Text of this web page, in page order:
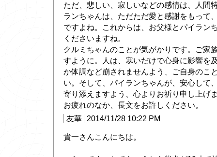
ただ、悲しい、寂しいなどの感情は、人間
ランちゃんは、ただただ愛と感謝をもって
ですよね。これからは、お父様とパイラン
くださいますね。
クルミちゃんのことが気がかりです。ご家
すように。人は、寒いだけで心身に影響を
か体調など崩されませんよう、ご自身のこ
い。そして、パイランちゃんが、安心して
寄り添えますよう、心よりお祈り申し上げ
お疲れのなか、長文をお許しください。
友華
2014/11/28 10:22 PM
貴一さんこんにちは。